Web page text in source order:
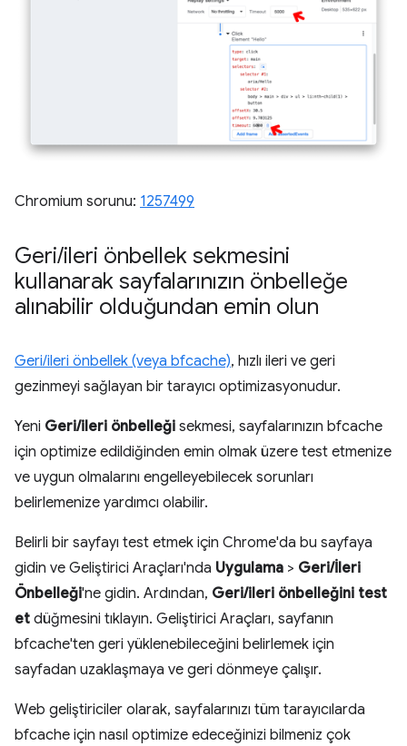
Chromium sorunu: 1257499
Geri/ileri önbellek sekmesini
kullanarak sayfalarınızın önbelleğe
alınabilir olduğundan emin olun
Geri/ileri önbellek (veya bfcache), hızlı ileri ve geri
gezinmeyi sağlayan bir tarayıcı optimizasyonudur.
Yeni Geri/ileri önbelleği sekmesi, sayfalarınızın bfcache
için optimize edildiğinden emin olmak üzere test etmenize
ve uygun olmalarını engelleyebilecek sorunları
belirlemenize yardımcı olabilir.
Belirli bir sayfayı test etmek için Chrome'da bu sayfaya
gidin ve Geliştirici Araçları'nda Uygulama > Geri/İleri
Önbelleği'ne gidin. Ardından, Geri/ileri önbelleğini test
et düğmesini tıklayın. Geliştirici Araçları, sayfanın
bfcache'ten geri yüklenebileceğini belirlemek için
sayfadan uzaklaşmaya ve geri dönmeye çalışır.
Web geliştiriciler olarak, sayfalarınızı tüm tarayıcılarda
bfcache için nasıl optimize edeceğinizi bilmeniz çok